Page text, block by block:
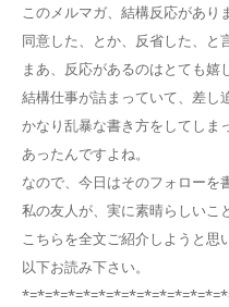
このメルマガ、結構反応があり
同意した、とか、反省した、と
まあ、反応があるのはとても嬉
結構仕事が詰まっていて、差し
かなり乱暴な書き方をしてしま
あったんですよね。
なので、今日はそのフォローを
私の友人が、実に素晴らしいこ
こちらを全文ご紹介しようと思
以下お読み下さい。